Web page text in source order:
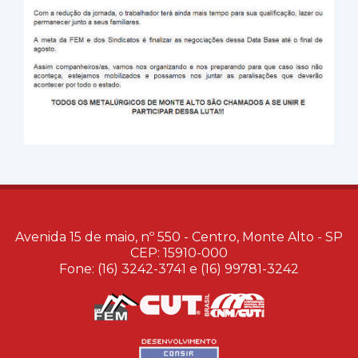
Avenida 15 de maio, nº 550 - Centro, Monte Alto - SP
CEP: 15910-000
Fone: (16) 3242-3741 e (16) 99781-3242